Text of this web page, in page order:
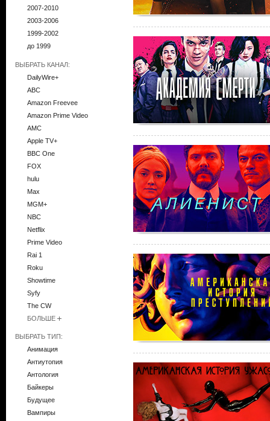
2007-2010
2003-2006
1999-2002
до 1999
ВЫБРАТЬ КАНАЛ:
DailyWire+
ABC
Amazon Freevee
Amazon Prime Video
AMC
Apple TV+
BBC One
FOX
hulu
Max
MGM+
NBC
Netflix
Prime Video
Rai 1
Roku
Showtime
Syfy
The CW
БОЛЬШЕ
ВЫБРАТЬ ТИП:
Анимация
Антиутопия
Антология
Байкеры
Будущее
Вампиры